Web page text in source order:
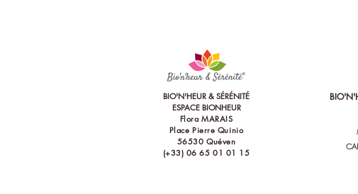
BIO'N'HEUR & SÉRÉNITÉ
ESPACE BIONHEUR
Flora MARAIS
Place Pierre Quinio
56530 Quéven
(+33) 06 65 01 01 15